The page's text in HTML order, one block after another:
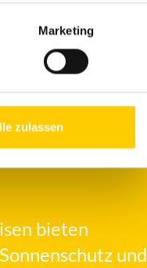
Marketing
zulassen
bieten
und